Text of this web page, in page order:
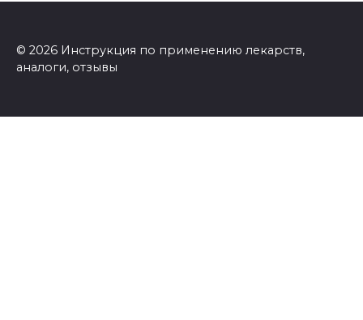
© 2026 Инструкция по применению лекарств,
аналоги, отзывы